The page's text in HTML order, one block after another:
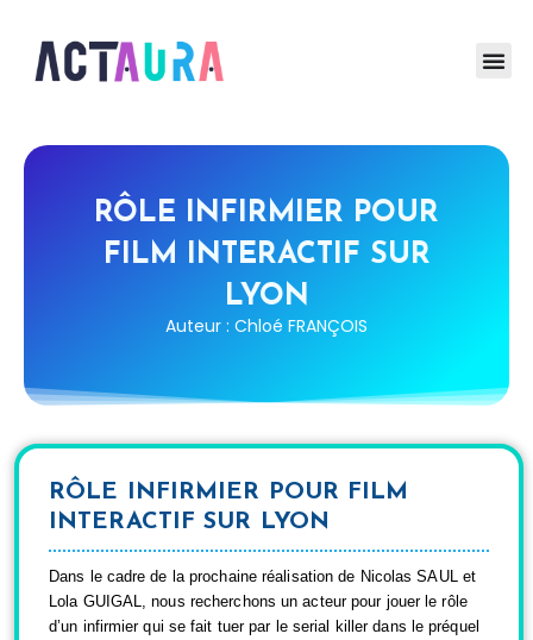
RÔLE INFIRMIER POUR
FILM INTERACTIF SUR
LYON
Auteur : Chloé FRANÇOIS
RÔLE INFIRMIER POUR FILM
INTERACTIF SUR LYON
Dans le cadre de la prochaine réalisation de Nicolas SAUL et
Lola GUIGAL, nous recherchons un acteur pour jouer le rôle
d’un infirmier qui se fait tuer par le serial killer dans le préquel